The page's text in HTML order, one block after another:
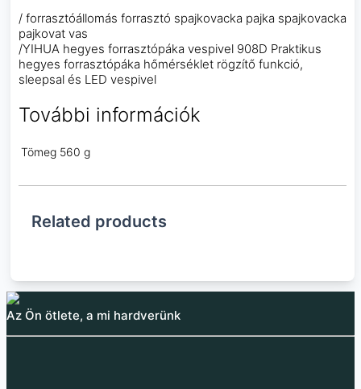
/ forrasztóállomás forrasztó spajkovacka pajka spajkovacka
pajkovat vas
/YIHUA hegyes forrasztópáka vespivel 908D Praktikus
hegyes forrasztópáka hőmérséklet rögzítő funkció,
sleepsal és LED vespivel
További információk
Tömeg 560 g
Related products
Az Ön ötlete, a mi hardverünk